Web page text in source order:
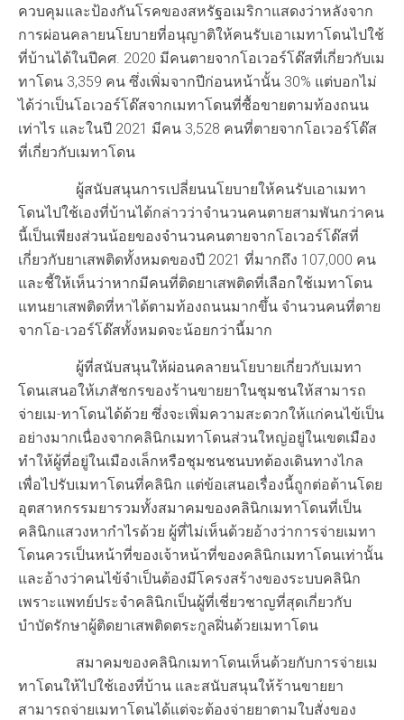
ควบคุมและป้องกันโรคของสหรัฐอเมริกาแสดงว่าหลังจาก
การผ่อนคลายนโยบายที่อนุญาติให้คนรับเอาเมทาโดนไปใช้
ที่บ้านได้ในปีคศ. 2020 มีคนตายจากโอเวอร์โด๊สที่เกี่ยวกับเม
ทาโดน 3,359 คน ซึ่งเพิ่มจากปีก่อนหน้านั้น 30% แต่บอกไม่
ได้ว่าเป็นโอเวอร์โด๊สจากเมทาโดนที่ซื้อขายตามท้องถนน
เท่าไร และในปี 2021 มีคน 3,528 คนที่ตายจากโอเวอร์โด๊ส
ที่เกี่ยวกับเมทาโดน
ผู้สนับสนุนการเปลี่ยนนโยบายให้คนรับเอาเมทา
โดนไปใช้เองที่บ้านได้กล่าวว่าจำนวนคนตายสามพันกว่าคน
นี้เป็นเพียงส่วนน้อยของจำนวนคนตายจากโอเวอร์โด๊สที่
เกี่ยวกับยาเสพติดทั้งหมดของปี 2021 ที่มากถึง 107,000 คน
และชี้ให้เห็นว่าหากมีคนที่ติดยาเสพติดที่เลือกใช้เมทาโดน
แทนยาเสพติดที่หาได้ตามท้องถนนมากขึ้น จำนวนคนที่ตาย
จากโอ-เวอร์โด๊สทั้งหมดจะน้อยกว่านี้มาก
ผู้ที่สนับสนุนให้ผ่อนคลายนโยบายเกี่ยวกับเมทา
โดนเสนอให้เภสัชกรของร้านขายยาในชุมชนให้สามารถ
จ่ายเม-ทาโดนได้ด้วย ซึ่งจะเพิ่มความสะดวกให้แก่คนไข้เป็น
อย่างมากเนื่องจากคลินิกเมทาโดนส่วนใหญ่อยู่ในเขตเมือง
ทำให้ผู้ที่อยู่ในเมืองเล็กหรือชุมชนชนบทต้องเดินทางไกล
เพื่อไปรับเมทาโดนที่คลินิก แต่ข้อเสนอเรื่องนี้ถูกต่อต้านโดย
อุตสาหกรรมยารวมทั้งสมาคมของคลินิกเมทาโดนที่เป็น
คลินิกแสวงหากำไรด้วย ผู้ที่ไม่เห็นด้วยอ้างว่าการจ่ายเมทา
โดนควรเป็นหน้าที่ของเจ้าหน้าที่ของคลินิกเมทาโดนเท่านั้น
และอ้างว่าคนไข้จำเป็นต้องมีโครงสร้างของระบบคลินิก
เพราะแพทย์ประจำคลินิกเป็นผู้ที่เชี่ยวชาญที่สุดเกี่ยวกับ
บำบัดรักษาผู้ติดยาเสพติดตระกูลฝิ่นด้วยเมทาโดน
สมาคมของคลินิกเมทาโดนเห็นด้วยกับการจ่ายเม
ทาโดนให้ไปใช้เองที่บ้าน และสนับสนุนให้ร้านขายยา
สามารถจ่ายเมทาโดนได้แต่จะต้องจ่ายยาตามใบสั่งของ